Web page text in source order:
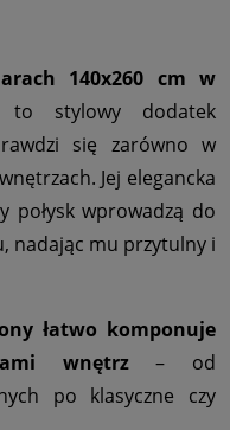
140x260 cm w
to stylowy dodatek
się zarówno w
Jej elegancka
połysk wprowadzą do
nadając mu przytulny i
łatwo komponuje
wnętrz– od
po klasyczne czy